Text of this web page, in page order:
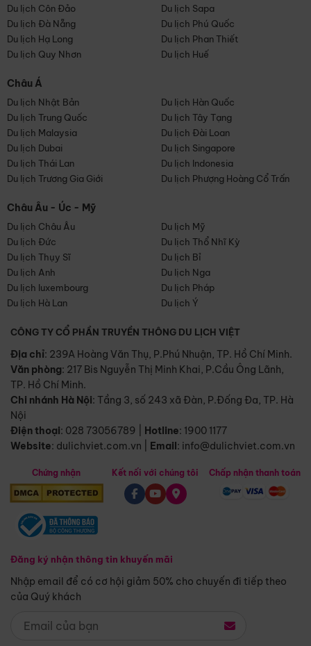
Du lịch Côn Đảo
Du lịch Sapa
Du lịch Đà Nẵng
Du lịch Phú Quốc
Du lịch Hạ Long
Du lịch Phan Thiết
Du lịch Quy Nhơn
Du lịch Huế
Châu Á
Du lịch Nhật Bản
Du lịch Hàn Quốc
Du lịch Trung Quốc
Du lịch Tây Tạng
Du lịch Malaysia
Du lịch Đài Loan
Du lịch Dubai
Du lịch Singapore
Du lịch Thái Lan
Du lịch Indonesia
Du lịch Trương Gia Giới
Du lịch Phượng Hoàng Cổ Trấn
Châu Âu - Úc - Mỹ
Du lịch Châu Âu
Du lịch Mỹ
Du lịch Đức
Du lịch Thổ Nhĩ Kỳ
Du lịch Thụy Sĩ
Du lịch Bỉ
Du lịch Anh
Du lịch Nga
Du lịch luxembourg
Du lịch Pháp
Du lịch Hà Lan
Du lịch Ý
CÔNG TY CỔ PHẦN TRUYỀN THÔNG DU LỊCH VIỆT
Địa chỉ: 239A Hoàng Văn Thụ, P.Phú Nhuận, TP. Hồ Chí Minh.
Văn phòng: 217 Bis Nguyễn Thị Minh Khai, P.Cầu Ông Lãnh,
TP. Hồ Chí Minh.
Chi nhánh Hà Nội: Tầng 3, số 243 xã Đàn, P.Đống Đa, TP. Hà
Nội
Điện thoại: 028 73056789 Hotline: 1900 1177
Website: dulichviet.com.vn Email: info@dulichviet.com.vn
Chứng nhận
Đăng ký nhận thông tin khuyến mãi
Nhập email để có cơ hội giảm 50% cho chuyến đi tiếp theo
của Quý khách
Kết nối với chúng tôi Chấp nhận thanh toán